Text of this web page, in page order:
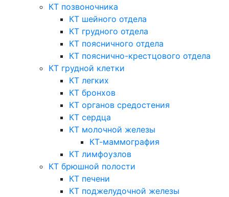
КТ позвоночника
КТ шейного отдела
КТ грудного отдела
КТ поясничного отдела
КТ пояснично-крестцового отдела
КТ грудной клетки
КТ легких
КТ бронхов
КТ органов средостения
КТ сердца
КТ молочной железы
КТ-маммография
КТ лимфоузлов
КТ брюшной полости
КТ печени
КТ поджелудочной железы